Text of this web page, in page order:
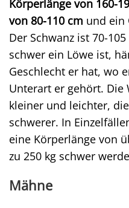
Körperlänge von 160-
von 80-110 cm und ein
Der Schwanz ist 70-
schwer ein Löwe ist,
Geschlecht er hat, wo
Unterart er gehört. Die
kleiner und leichter,
schwerer. In
eine Körperlänge von
zu 250 kg schwer
Mähne